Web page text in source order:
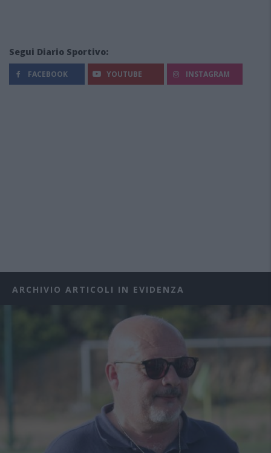
Segui Diario Sportivo:
FACEBOOK YOUTUBE INSTAGRAM
ARCHIVIO ARTICOLI IN EVIDENZA